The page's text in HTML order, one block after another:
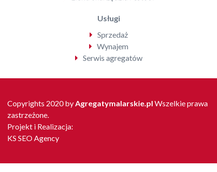
Usługi
Sprzedaż
Wynajem
Serwis agregatów
Copyrights 2020 by Agregatymalarskie.pl Wszelkie prawa
zastrzeżone.
Projekt i Realizacja:
KS SEO Agency